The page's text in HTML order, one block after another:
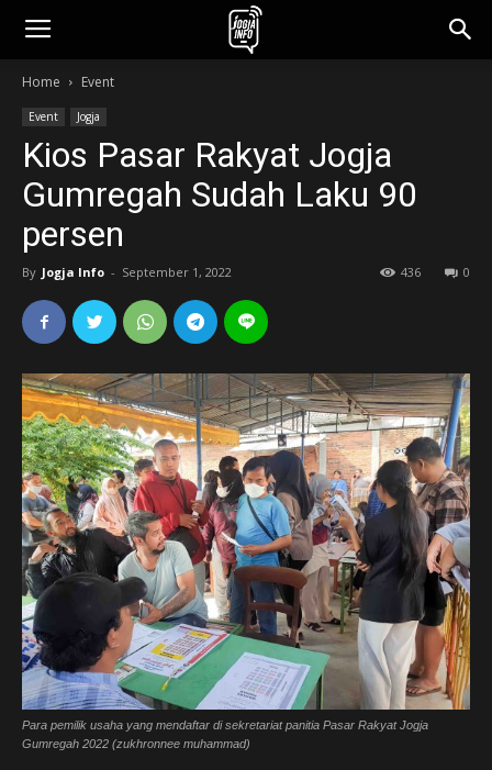
jogjainfo.id
Home Event
Event Jogja
Kios Pasar Rakyat Jogja
Gumregah Sudah Laku 90
persen
By Jogja Info - September 1, 2022 0
436
Para pemilik usaha yang mendaftar di sekretariat panitia Pasar Rakyat Jogja
Gumregah 2022 (zukhronnee muhammad)